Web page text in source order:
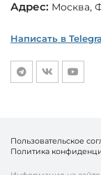
Адрес: Москва,
Написать в
Пользовательское
Политика